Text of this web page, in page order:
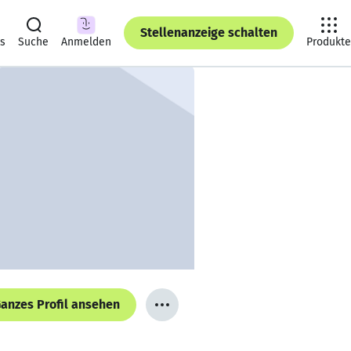
Suche Anmelden
Stellenanzeige schalten
Produkte
Profil ansehen